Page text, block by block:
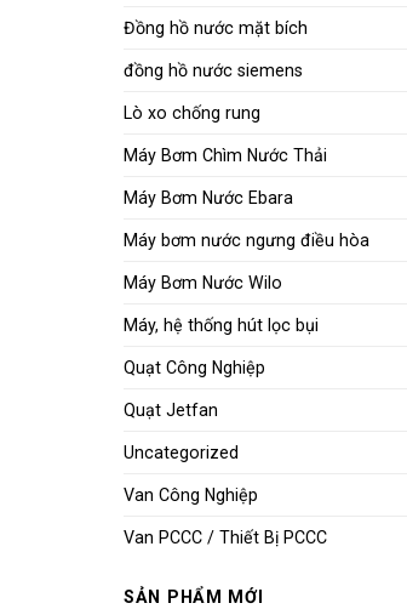
Đồng hồ nước mặt bích
đồng hồ nước siemens
Lò xo chống rung
Máy Bơm Chìm Nước Thải
Máy Bơm Nước Ebara
Máy bơm nước ngưng điều hòa
Máy Bơm Nước Wilo
Máy, hệ thống hút lọc bụi
Quạt Công Nghiệp
Quạt Jetfan
Uncategorized
Van Công Nghiệp
Van PCCC / Thiết Bị PCCC
SẢN PHẨM MỚI